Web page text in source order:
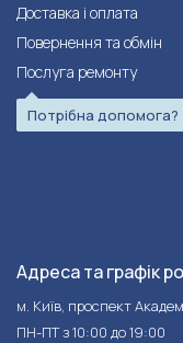
Доставка і оплата
Повернення та обмін
Послуга ремонту
Потрібна допомога?
Адреса та графік
м. Київ, проспект
ПН-ПТ з 10:00 до 19:00